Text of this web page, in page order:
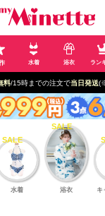
水着 浴衣 ラン
料/15時までの注文で当日発送
水着 浴衣 キ